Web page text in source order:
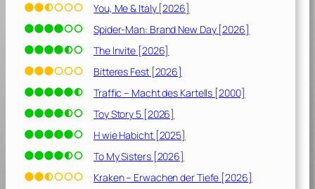
You, Me & Italy [2026]
Spider-Man: Brand New Day [2026]
The Invite [2026]
Bitteres Fest [2026]
Traffic – Macht des Kartells [2000]
Toy Story 5 [2026]
H wie Habicht [2025]
To My Sisters [2026]
Kraken – Erwachen der Tiefe [2026]